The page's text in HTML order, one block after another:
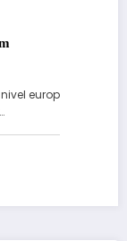
europ